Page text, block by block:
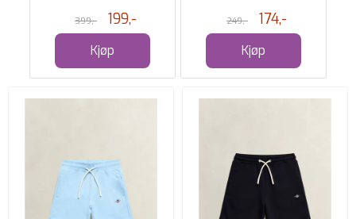
399,- 199,-
Kjøp
249,- 174,-
Kjøp